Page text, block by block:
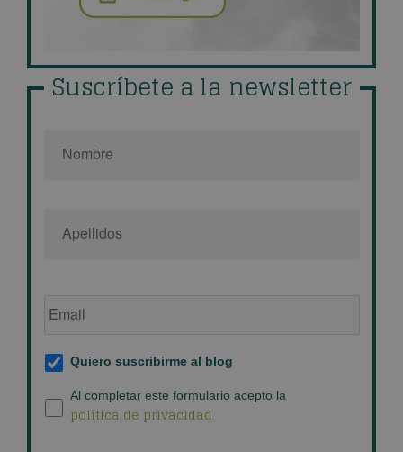
Suscríbete a la newsletter
de
Suscripción
al
blog
*
Quiero suscribirme al blog
Política
de
Al completar este formulario acepto la
política de privacidad